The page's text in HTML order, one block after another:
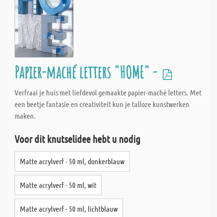
Papier-maché letters "HOME" -
Verfraai je huis met liefdevol gemaakte papier-maché letters. Met
een beetje fantasie en creativiteit kun je talloze kunstwerken
maken.
Voor dit knutselidee hebt u nodig
Matte acrylverf - 50 ml, donkerblauw
Matte acrylverf - 50 ml, wit
Matte acrylverf - 50 ml, lichtblauw